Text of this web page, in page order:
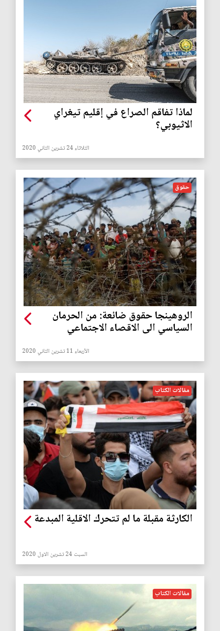
لماذا تفاقم الصراع في إقليم تيغراي
الاثيوبي؟
الثلاثاء 24 تشرين الثاني 2020
حقوق
الروهينجا حقوق ضائعة: من الحرمان
السياسي الى الاقصاء الاجتماعي
الأربعاء 11 تشرين الثاني 2020
مقالات الكتاب
الكارثة مقبلة ما لم تتحرك الاقلية المبدعة
السبت 24 تشرين الاول 2020
مقالات الكتاب